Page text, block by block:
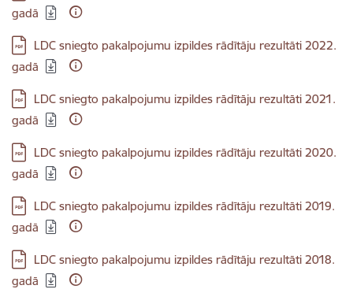
gadā
Lejupielādēt:
LDC sniegto pakalpojumu izpildes rādītāju rezultāti 2022.
gadā
Lejupielādēt:
LDC sniegto pakalpojumu izpildes rādītāju rezultāti 2021.
gadā
Lejupielādēt:
LDC sniegto pakalpojumu izpildes rādītāju rezultāti 2020.
gadā
Lejupielādēt:
LDC sniegto pakalpojumu izpildes rādītāju rezultāti 2019.
gadā
Lejupielādēt:
LDC sniegto pakalpojumu izpildes rādītāju rezultāti 2018.
gadā